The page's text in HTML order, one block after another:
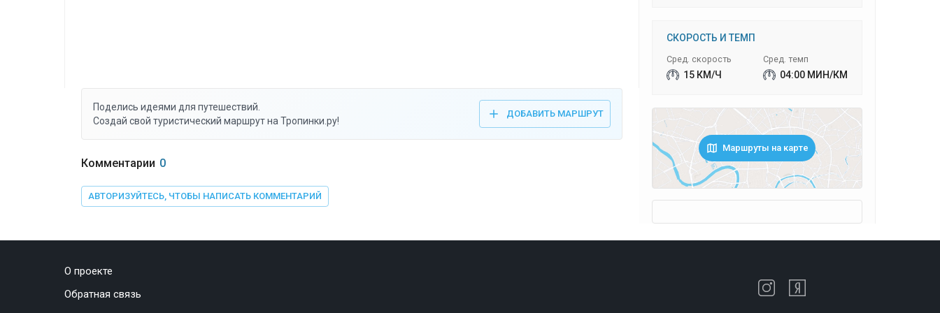
Поделись идеями для путешествий.
Создай свой туристический маршрут на Тропинки.ру!
ДОБАВИТЬ МАРШРУТ
Комментарии 0
АВТОРИЗУЙТЕСЬ, ЧТОБЫ НАПИСАТЬ КОММЕНТАРИЙ
СКОРОСТЬ И ТЕМП
Сред. скорость
15 КМ/Ч
Сред. темп
04:00 МИН/КМ
Маршруты на карте
О проекте
Обратная связь